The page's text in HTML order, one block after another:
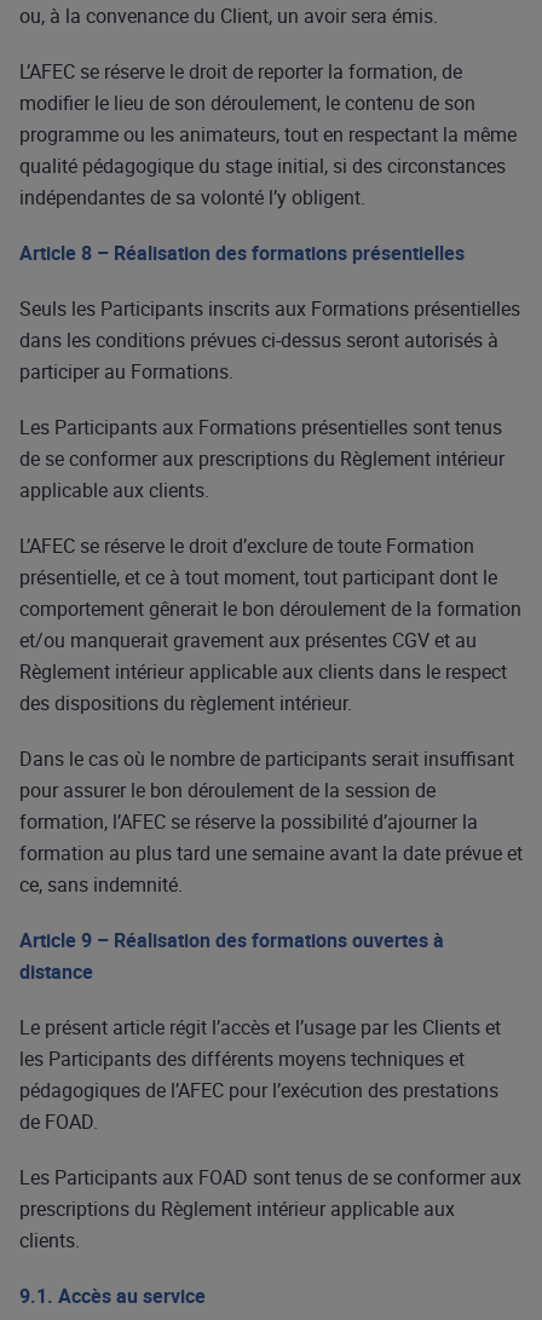
ou, à la convenance du Client, un avoir sera émis.
L’AFEC se réserve le droit de reporter la formation, de
modifier le lieu de son déroulement, le contenu de son
programme ou les animateurs, tout en respectant la même
qualité pédagogique du stage initial, si des circonstances
indépendantes de sa volonté l’y obligent.
Article 8 – Réalisation des formations présentielles
Seuls les Participants inscrits aux Formations présentielles
dans les conditions prévues ci-dessus seront autorisés à
participer au Formations.
Les Participants aux Formations présentielles sont tenus
de se conformer aux prescriptions du Règlement intérieur
applicable aux clients.
L’AFEC se réserve le droit d’exclure de toute Formation
présentielle, et ce à tout moment, tout participant dont le
comportement gênerait le bon déroulement de la formation
et/ou manquerait gravement aux présentes CGV et au
Règlement intérieur applicable aux clients dans le respect
des dispositions du règlement intérieur.
Dans le cas où le nombre de participants serait insuffisant
pour assurer le bon déroulement de la session de
formation, l’AFEC se réserve la possibilité d’ajourner la
formation au plus tard une semaine avant la date prévue et
ce, sans indemnité.
Article 9 – Réalisation des formations ouvertes à
distance
Le présent article régit l’accès et l’usage par les Clients et
les Participants des différents moyens techniques et
pédagogiques de l’AFEC pour l’exécution des prestations
de FOAD.
Les Participants aux FOAD sont tenus de se conformer aux
prescriptions du Règlement intérieur applicable aux
clients.
9.1. Accès au service